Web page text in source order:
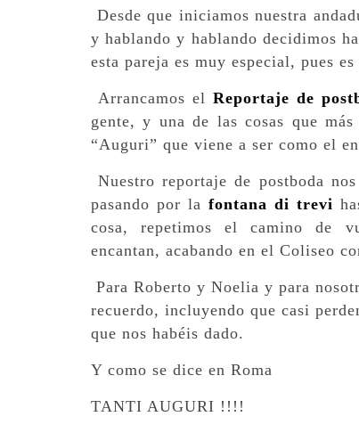
Desde que iniciamos nuestra
y hablando y hablando decidimos
esta pareja es muy especial, pues
Arrancamos el Reportaje de
gente, y una de las cosas que
“Auguri” que viene a ser como el
Nuestro reportaje de postboda
pasando por la fontana di trevi
cosa, repetimos el camino de
encantan, acabando en el Coliseo
Para Roberto y Noelia y para
recuerdo, incluyendo que casi
que nos habéis dado.
Y como se dice en Roma
TANTI AUGURI !!!!